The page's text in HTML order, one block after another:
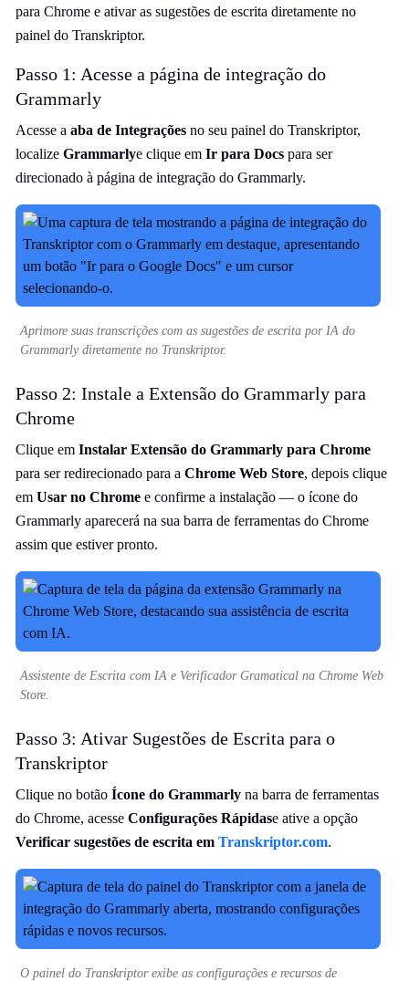
para Chrome e ativar as sugestões de escrita diretamente no
painel do Transkriptor.
Passo 1: Acesse a página de integração do
Grammarly
Acesse a aba de Integrações no seu painel do Transkriptor,
localize Grammarlye clique em Ir para Docs para ser
direcionado à página de integração do Grammarly.
Aprimore suas transcrições com as sugestões de escrita por IA do
Grammarly diretamente no Transkriptor.
Passo 2: Instale a Extensão do Grammarly para
Chrome
Clique em Instalar Extensão do Grammarly para Chrome
para ser redirecionado para a Chrome Web Store, depois clique
em Usar no Chrome e confirme a instalação — o ícone do
Grammarly aparecerá na sua barra de ferramentas do Chrome
assim que estiver pronto.
Assistente de Escrita com IA e Verificador Gramatical na Chrome Web
Store.
Passo 3: Ativar Sugestões de Escrita para o
Transkriptor
Clique no botão Ícone do Grammarly na barra de ferramentas
do Chrome, acesse Configurações Rápidase ative a opção
Verificar sugestões de escrita em Transkriptor.com.
O painel do Transkriptor exibe as configurações e recursos de